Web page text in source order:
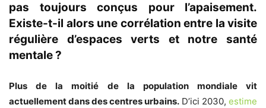
pas toujours conçus pour l’apaisement.
Existe-t-il alors une corrélation entre la visite
régulière d’espaces verts et notre santé
mentale ?
Plus de la moitié de la population mondiale vit
actuellement dans des centres urbains. D’ici 2030, estime